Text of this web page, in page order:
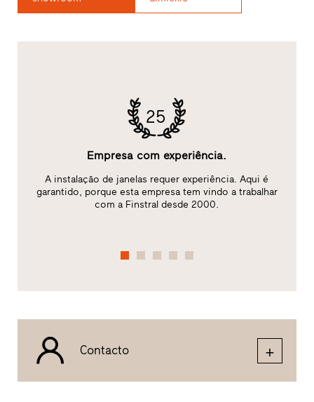
25
Empresa com experiência.
A instalação de janelas requer experiência. Aqui é
garantido, porque esta empresa tem vindo a trabalhar
com a Finstral desde 2000.
Contacto